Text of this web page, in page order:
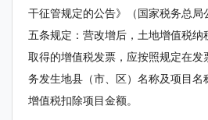
干征管规定的公告》（国家税务总
五条规定：营改增后，土地增值税纳
取得的增值税发票，应按照规定在发
务发生地县（市、区）名称及项目名
增值税扣除项目金额。